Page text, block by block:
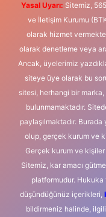
Yasal Uyarı: Sitemiz,
ve İletişim Kurumu
olarak hizmet
olarak denetleme veya
Ancak, üyelerimiz
siteye üye olarak bu
sitesi, herhangi bir marka,
bulunmamaktadır.
paylaşılmaktadır.
olup, gerçek kurum ve
Gerçek kurum ve
Sitemiz, kar amacı
platformudur. Hukuka
düşündüğünüz içerikleri,
bildirmeniz halinde,